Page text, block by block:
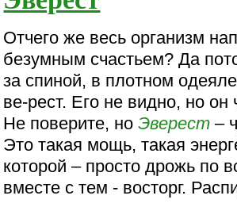
Отчего же весь организм
безумным счастьем? Да
за спиной, в плотном
ве-рест. Его не видно, но он
Не поверите, ноЭверест –
Это такая мощь, такая
которой – просто дрожь по
вместе с тем - восторг.